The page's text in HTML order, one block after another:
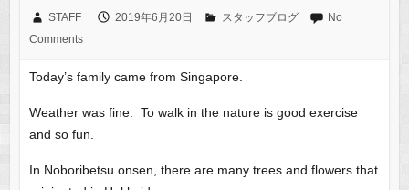
STAFF 2019年6月20日 スタッフブログ
No
Comments
Today’s family came from Singapore.
Weather was fine. To walk in the nature is good exercise
and so fun.
In Noboribetsu onsen, there are many trees and flowers that